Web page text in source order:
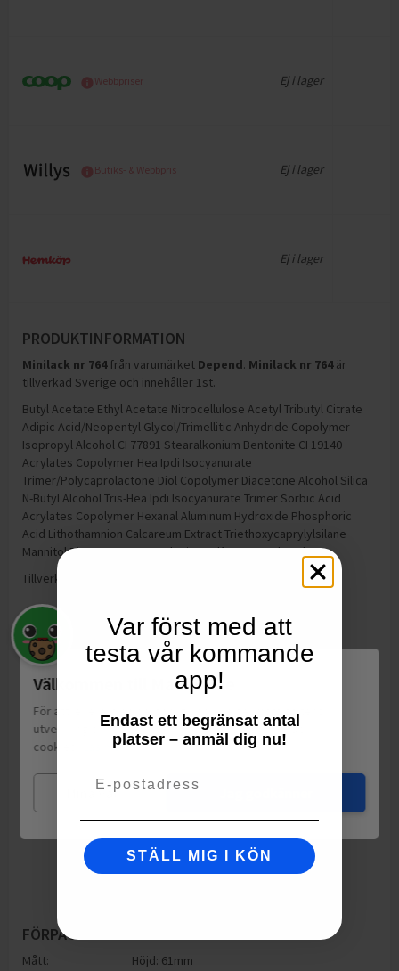
Webbpriser Ej i lager
Butiks- & Webbpris Ej i lager
Ej i lager
PRODUKTINFORMATION
Minilack nr 764 från varumärket Depend. Minilack nr 764 är
tillverkad Sverige och innehåller 1st.
Butyl Acetate Ethyl Acetate Nitrocellulose Acetyl Tributyl Citrate
Adipic Acid/Neopentyl Glycol/Trimellitic Anhydride Copolymer
Isopropyl Alcohol CI 77891 Stearalkonium Bentonite CI 19140
Acrylates Copolymer Hea Ipdi Isocyanurate
Trimer/Polycaprolactone Diol Copolymer Diacetone Alcohol Silica
N-Butyl Alcohol Tris-Hea Ipdi Isocyanurate Trimer Sorbic Acid
Acrylates Copolymer Hexanal Aluminum Hydroxide Phosphoric
Acid Lithothamnion Calcareum Extract Triethoxycaprylylsilane
Mannitol Diatomaceous Earth Zinc Sulfate Tocopherol
Tillverkning:
FÖRPACKNING
Mått:
Höjd: 61mm
Välkommen till Matspar.se
För att leverera en personlig upplevelse, mäta sajtens
utveckling och ha sociala medier-koppling använder vi
cookies.
Läs mer
Mina val
Var först med att
testa vår kommande
app!
Endast ett begränsat antal
platser – anmäl dig nu!
STÄLL MIG I KÖN